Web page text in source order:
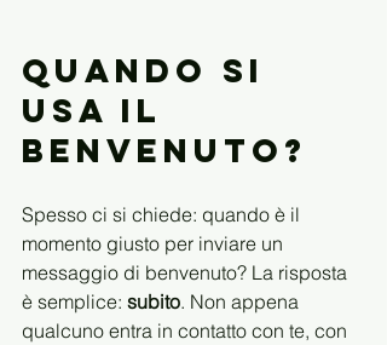
Quando si
usa il
benvenuto?
Spesso ci si chiede: quando è il
momento giusto per inviare un
messaggio di benvenuto? La risposta
è semplice: subito. Non appena
qualcuno entra in contatto con te, con